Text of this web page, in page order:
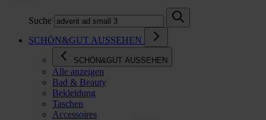
Suche
SCHÖN&GUT AUSSEHEN
SCHÖN&GUT AUSSEHEN
Alle anzeigen
Bad & Beauty
Bekleidung
Taschen
Accessoires